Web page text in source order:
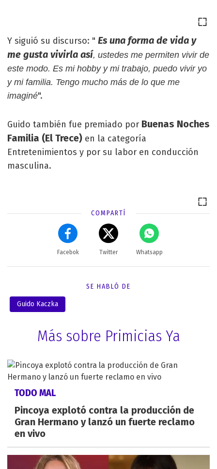
Y siguió su discurso: " Es una forma de vida y
me gusta vivirla así, ustedes me permiten vivir de
este modo. Es mi hobby y mi trabajo, puedo vivir yo
y mi familia. Tengo mucho más de lo que me
imaginé".
Guido también fue premiado por Buenas Noches
Familia (El Trece) en la categoría
Entretenimientos y por su labor en conducción
masculina.
COMPARTÍ
Facebok Twitter Whatsapp
SE HABLÓ DE
Guido Kaczka
Más sobre Primicias Ya
TODO MAL
Pincoya explotó contra la producción de
Gran Hermano y lanzó un fuerte reclamo
en vivo